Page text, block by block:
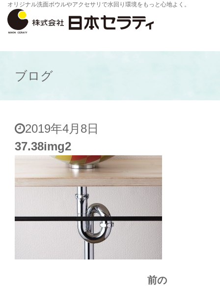
オリジナル洗面ボウルやアクセサリで水回り環境をもっと心地よく。
ブログ
2019年4月8日
37.38img2
前の